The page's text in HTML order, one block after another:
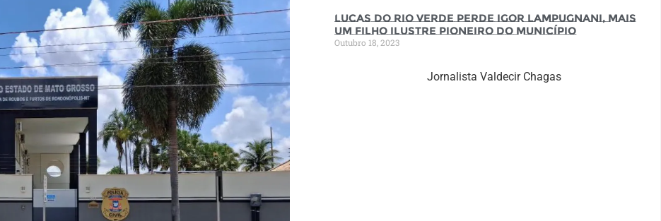
Lucas do Rio Verde perde Igor Lampugnani, mais
um filho ilustre pioneiro do município
Outubro 18, 2023
Jornalista Valdecir Chagas